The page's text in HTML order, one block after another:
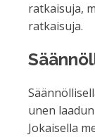
ratkaisuja,
ratkaisuja.
unen
Jokaisella